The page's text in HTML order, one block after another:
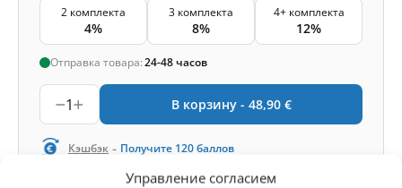
Управление согласием
2 комплекта
4%
3 комплекта
8%
4+ комплекта
12%
Отправка товара:24-48 часов
1 В корзину - 48,90 €
Кэшбэк - Получите 120баллов